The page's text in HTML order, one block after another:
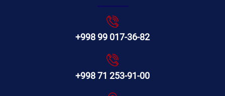
+998 99 017-36-82
+998 71 253-91-00